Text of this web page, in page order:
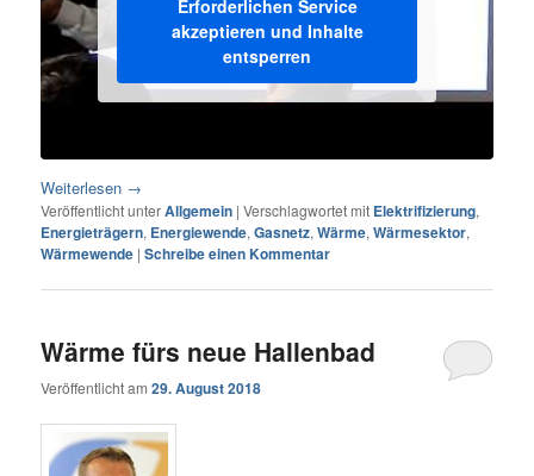
Erforderlichen Service
akzeptieren und Inhalte
entsperren
Weiterlesen →
Veröffentlicht unterAllgemein |Verschlagwortet mit Elektrifizierung,
Energieträgern, Energiewende,Gasnetz,Wärme,Wärmesektor,
Wärmewende |Schreibe einen Kommentar
Wärme fürs neue Hallenbad
Veröffentlicht am29. August 2018